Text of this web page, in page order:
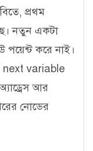
প্রথম
নতুন একটা
পয়েন্ট করে নাই।
next variable
আর
নোডের